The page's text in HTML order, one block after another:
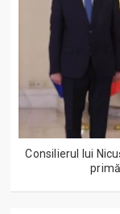
Consilierul lui